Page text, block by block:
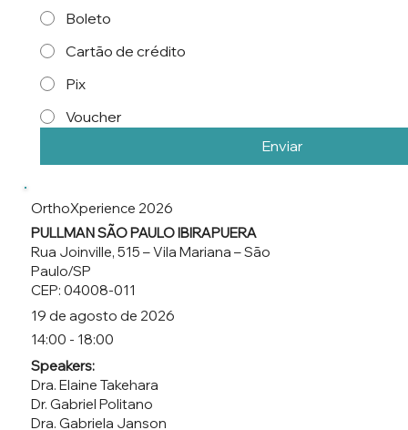
Boleto
Cartão de crédito
Pix
Voucher
Enviar
OrthoXperience 2026
PULLMAN SÃO PAULO IBIRAPUERA
Rua Joinville, 515 – Vila Mariana – São
Paulo/SP
CEP: 04008-011
19 de agosto de 2026
14:00 - 18:00
Speakers:
Dra. Elaine Takehara
Dr. Gabriel Politano
Dra. Gabriela Janson